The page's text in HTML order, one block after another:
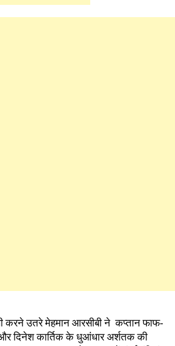
करने उतरे मेहमान आरसीबी ने कप्तान फाफ-
दिनेश कार्तिक के धुआंधार अर्शतक की